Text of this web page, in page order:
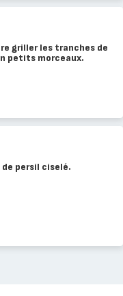
griller les tranches de
petits morceaux.
persil ciselé.